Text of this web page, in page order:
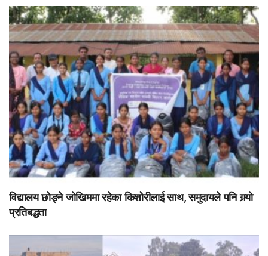
विद्यालय छोड्ने जोखिममा रहेका किशोरीलाई साथ, समुदायले पनि गर्‍यो
प्रतिबद्धता